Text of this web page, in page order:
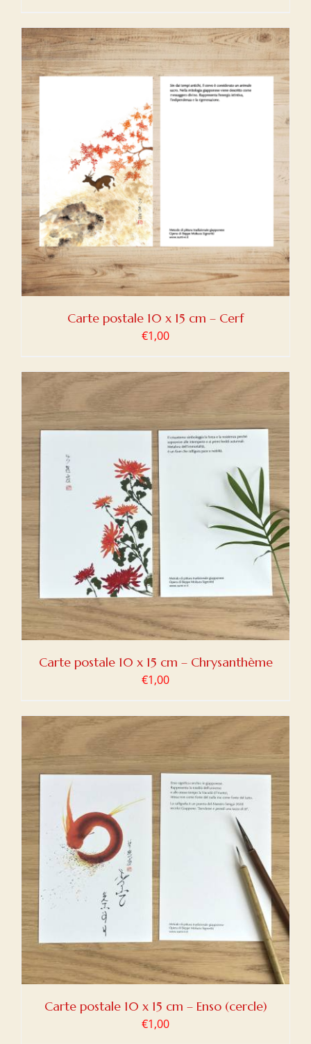
Carte postale 10 x 15 cm – Cerf
€1,00
Carte postale 10 x 15 cm – Chrysanthème
€1,00
Carte postale 10 x 15 cm – Enso (cercle)
€1,00